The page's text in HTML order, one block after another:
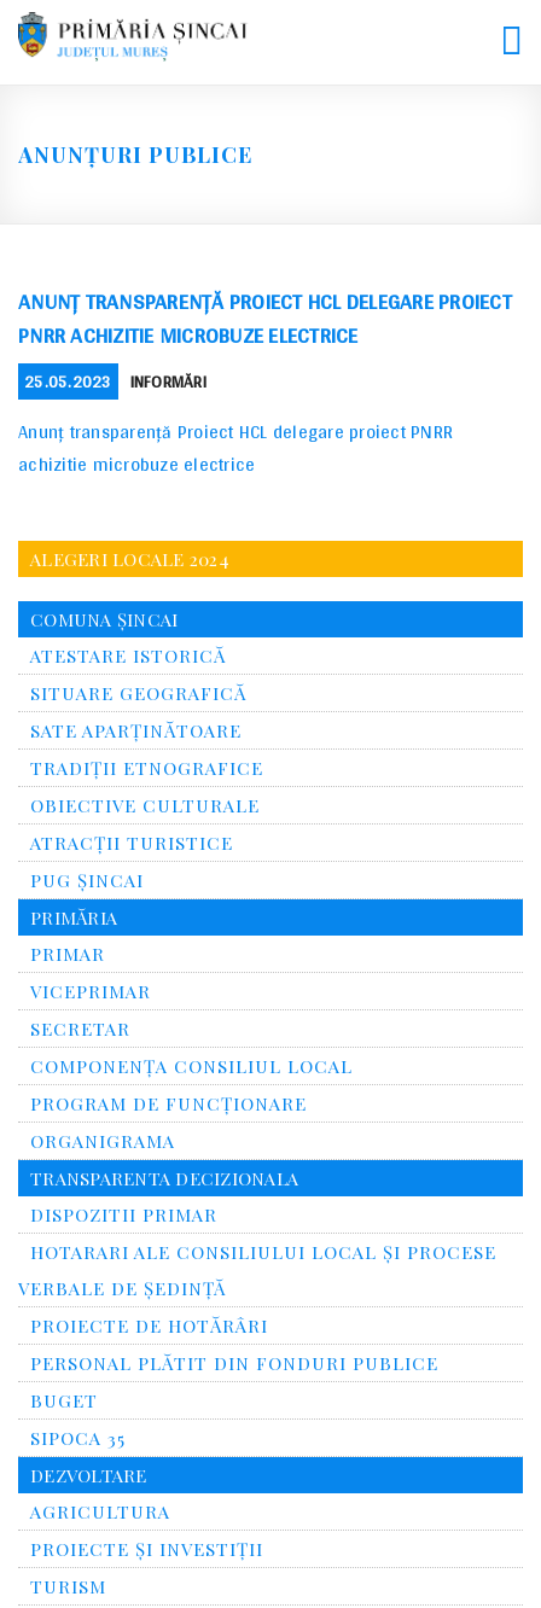
Skip
ANUNȚURI PUBLICE
ANUNȚ TRANSPARENȚĂ PROIECT HCL DELEGARE PROIECT
PNRR ACHIZITIE MICROBUZE ELECTRICE
POSTED
ON
25.05.2023 CATEGORIES
INFORMĂRI
Anunț transparență Proiect HCL delegare proiect PNRR
achizitie microbuze electrice
ALEGERI LOCALE 2024
COMUNA ȘINCAI
ATESTARE ISTORICĂ
SITUARE GEOGRAFICĂ
SATE APARȚINĂTOARE
TRADIȚII ETNOGRAFICE
OBIECTIVE CULTURALE
ATRACȚII TURISTICE
PUG ȘINCAI
PRIMĂRIA
PRIMAR
VICEPRIMAR
SECRETAR
COMPONENȚA CONSILIUL LOCAL
PROGRAM DE FUNCȚIONARE
ORGANIGRAMA
TRANSPARENTA DECIZIONALA
DISPOZITII PRIMAR
HOTARARI ALE CONSILIULUI LOCAL ȘI PROCESE
VERBALE DE ȘEDINȚĂ
PROIECTE DE HOTĂRÂRI
PERSONAL PLĂTIT DIN FONDURI PUBLICE
BUGET
SIPOCA 35
DEZVOLTARE
AGRICULTURA
PROIECTE ȘI INVESTIȚII
TURISM